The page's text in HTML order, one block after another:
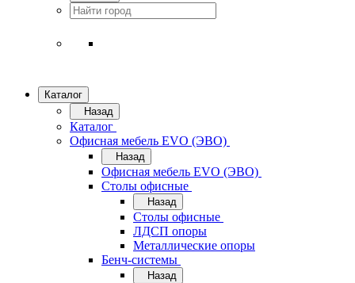
Каталог
Назад
Каталог
Офисная мебель EVO (ЭВО)
Назад
Офисная мебель EVO (ЭВО)
Cтолы офисные
Назад
Cтолы офисные
ЛДСП опоры
Металлические опоры
Бенч-системы
Назад